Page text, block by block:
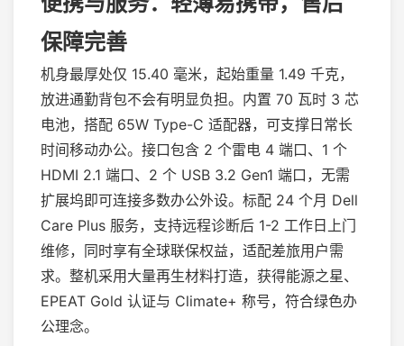
保障完善
机身最厚处仅 15.40 毫米，起始重量 1.49 千克，
放进通勤背包不会有明显负担。内置 70 瓦时 3 芯
电池，搭配 65W Type-C 适配器，可支撑日常长
时间移动办公。接口包含 2 个雷电 4 端口、1 个
HDMI 2.1 端口、2 个 USB 3.2 Gen1 端口，无需
扩展坞即可连接多数办公外设。标配 24 个月 Dell
Care Plus 服务，支持远程诊断后 1-2 工作日上门
维修，同时享有全球联保权益，适配差旅用户需
求。整机采用大量再生材料打造，获得能源之星、
EPEAT Gold 认证与 Climate+ 称号，符合绿色办
公理念。